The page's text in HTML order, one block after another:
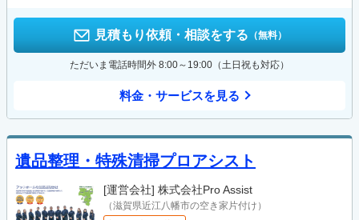
見積もり依頼・相談をする （無料）
ただいま電話時間外 8:00～19:00（土日祝も対応）
料金・サービスを見る
遺品整理・特殊清掃プロアシスト
[運営会社] 株式会社Pro Assist
（滋賀県近江八幡市の空き家片付け）